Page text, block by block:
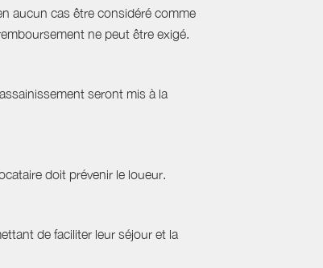
aucun cas être considéré comme
ne peut être exigé.
seront mis à la
doit prévenir le loueur.
de faciliter leur séjour et la